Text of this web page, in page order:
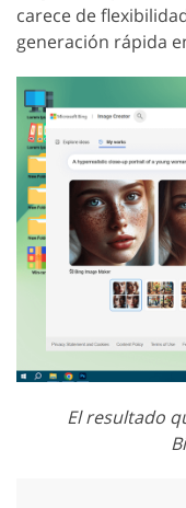
carece de
generación rápida
El resultado